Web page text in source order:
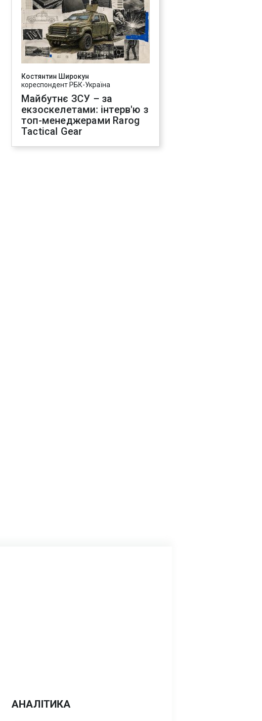
Костянтин Широкун
кореспондент РБК-Україна
Майбутнє ЗСУ – за
екзоскелетами: інтерв'ю з
топ-менеджерами Rarog
Tactical Gear
АНАЛІТИКА